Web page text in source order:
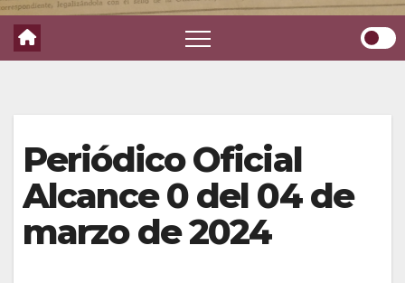
Periódico Oficial
Alcance 0 del 04 de
marzo de 2024